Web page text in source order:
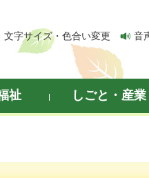
文字サイズ・色合い変更 音
祉 しごと・産業